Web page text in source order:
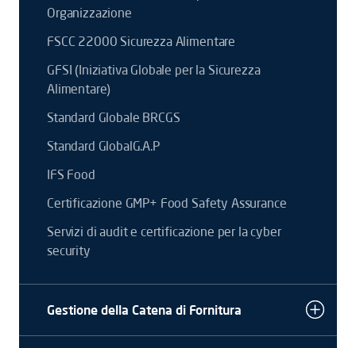
Organizzazione
FSCC 22000 Sicurezza Alimentare
GFSI (Iniziativa Globale per la Sicurezza
Alimentare)
Standard Globale BRCGS
Standard GlobalG.A.P
IFS Food
Certificazione GMP+ Food Safety Assurance
Servizi di audit e certificazione per la cyber
security
Gestione della Catena di Fornitura